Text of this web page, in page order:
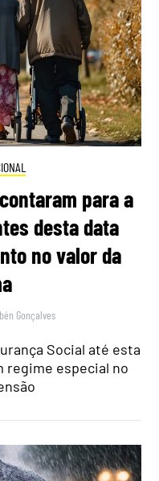
para a
desta data
no valor da
Gonçalves
Social até esta
regime especial no